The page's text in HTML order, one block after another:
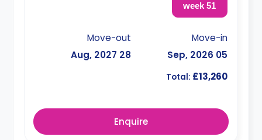
51 week
Move-in
05 Sep, 2026
Move-out
28 Aug, 2027
Total: £13,260
Enquire